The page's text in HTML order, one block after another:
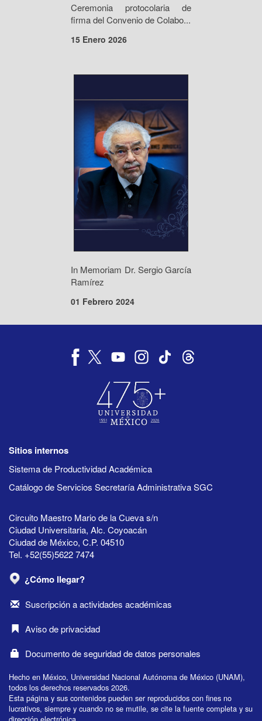
Ceremonia protocolaria de
firma del Convenio de Colabo...
15 Enero 2026
In Memoriam Dr. Sergio García
Ramírez
01 Febrero 2024
Sitios internos
Sistema de Productividad Académica
Catálogo de Servicios Secretaría Administrativa SGC
Circuito Maestro Mario de la Cueva s/n
Ciudad Universitaria, Alc. Coyoacán
Ciudad de México, C.P. 04510
Tel. +52(55)5622 7474
¿Cómo llegar?
Suscripción a actividades académicas
Aviso de privacidad
Documento de seguridad de datos personales
Hecho en México, Universidad Nacional Autónoma de México (UNAM),
todos los derechos reservados 2026.
Esta página y sus contenidos pueden ser reproducidos con fines no
lucrativos, siempre y cuando no se mutile, se cite la fuente completa y su
dirección electrónica.